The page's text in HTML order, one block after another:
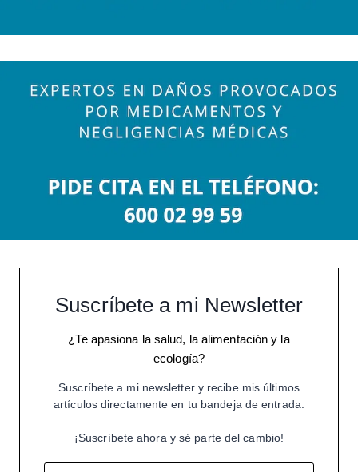
Suscríbete a mi Newsletter
¿Te apasiona la salud, la alimentación y la
ecología?
Suscríbete a mi newsletter y recibe mis últimos
artículos directamente en tu bandeja de entrada.
¡Suscríbete ahora y sé parte del cambio!